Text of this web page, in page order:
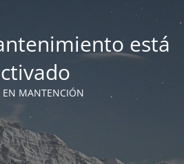
está
EN MANTENCIÓN